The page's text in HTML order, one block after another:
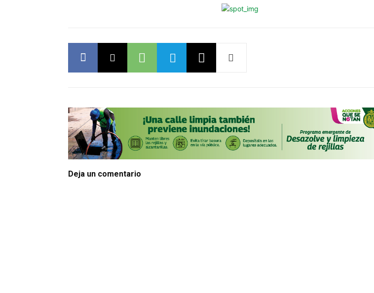
…
Deja un comentario